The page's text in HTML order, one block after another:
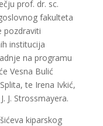
prof. dr. sc.
fakulteta
pozdraviti
institucija
na programu
Vesna Bulić
te Irena Ivkić,
J. Strossmayera.
kiparskog